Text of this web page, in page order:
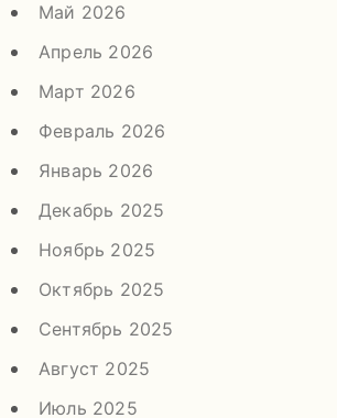
Май 2026
Апрель 2026
Март 2026
Февраль 2026
Январь 2026
Декабрь 2025
Ноябрь 2025
Октябрь 2025
Сентябрь 2025
Август 2025
Июль 2025